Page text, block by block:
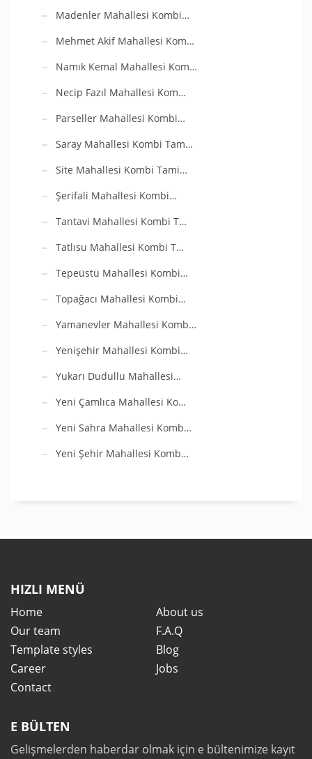
Madenler Mahallesi Kombi…
Mehmet Akif Mahallesi Kom…
Namık Kemal Mahallesi Kom…
Necip Fazıl Mahallesi Kom…
Parseller Mahallesi Kombi…
Saray Mahallesi Kombi Tam…
Site Mahallesi Kombi Tami…
Şerifali Mahallesi Kombi…
Tantavi Mahallesi Kombi T…
Tatlısu Mahallesi Kombi T…
Tepeüstü Mahallesi Kombi…
Topağacı Mahallesi Kombi…
Yamanevler Mahallesi Komb…
Yenişehir Mahallesi Kombi…
Yukarı Dudullu Mahallesi…
Yeni Çamlıca Mahallesi Ko…
Yeni Sahra Mahallesi Komb…
Yeni Şehir Mahallesi Komb…
HIZLI MENÜ
Home
About us
Our team
F.A.Q
Template styles
Blog
Career
Jobs
Contact
E BÜLTEN
Gelişmelerden haberdar olmak için e bültenimize kayıt